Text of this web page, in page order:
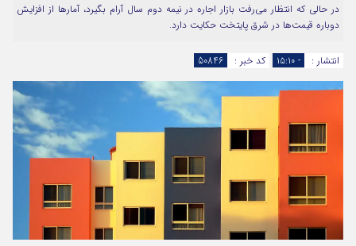
در حالی که انتظار می‌رفت بازار اجاره در نیمه دوم سال آرام بگیرد، آمارها از افزایش
دوباره قیمت‌ها در شرق پایتخت حکایت دارد.
انتشار : - ۱۵:۱۰ کد خبر : 50846